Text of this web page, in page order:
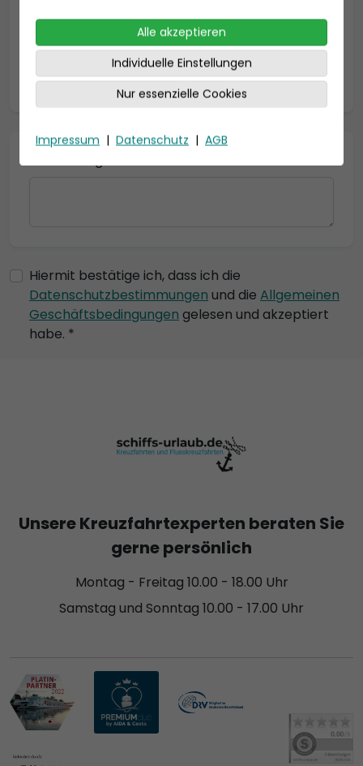
* = Pflichtfelder
Hiermit bestätige ich, dass ich die
Datenschutzbestimmungen und die Allgemeinen
Geschäftsbedingungen gelesen und akzeptiert
habe. *
Alle akzeptieren
Individuelle Einstellungen
Nur essenzielle Cookies
Impressum | Datenschutz | AGB
Unsere Kreuzfahrtexperten beraten Sie
gerne persönlich
Montag - Freitag 10.00 - 18.00 Uhr
Samstag und Sonntag 10.00 - 17.00 Uhr